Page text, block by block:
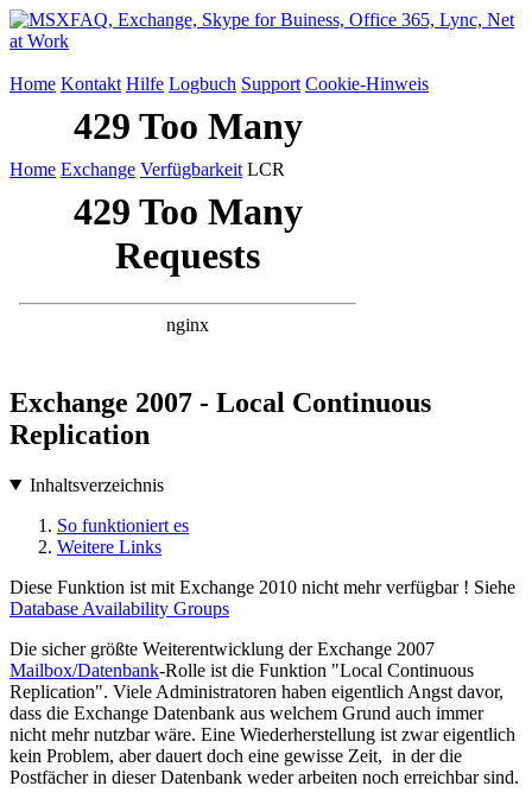
Home Kontakt Hilfe Logbuch Support Cookie-Hinweis
Home Exchange Verfügbarkeit LCR
Exchange 2007 - Local Continuous
Replication
Inhaltsverzeichnis
So funktioniert es
Weitere Links
Diese Funktion ist mit Exchange 2010 nicht mehr verfügbar ! Siehe
Database Availability Groups
Die sicher größte Weiterentwicklung der Exchange 2007
Mailbox/Datenbank-Rolle ist die Funktion "Local Continuous
Replication". Viele Administratoren haben eigentlich Angst davor,
dass die Exchange Datenbank aus welchem Grund auch immer
nicht mehr nutzbar wäre. Eine Wiederherstellung ist zwar eigentlich
kein Problem, aber dauert doch eine gewisse Zeit, in der die
Postfächer in dieser Datenbank weder arbeiten noch erreichbar sind.